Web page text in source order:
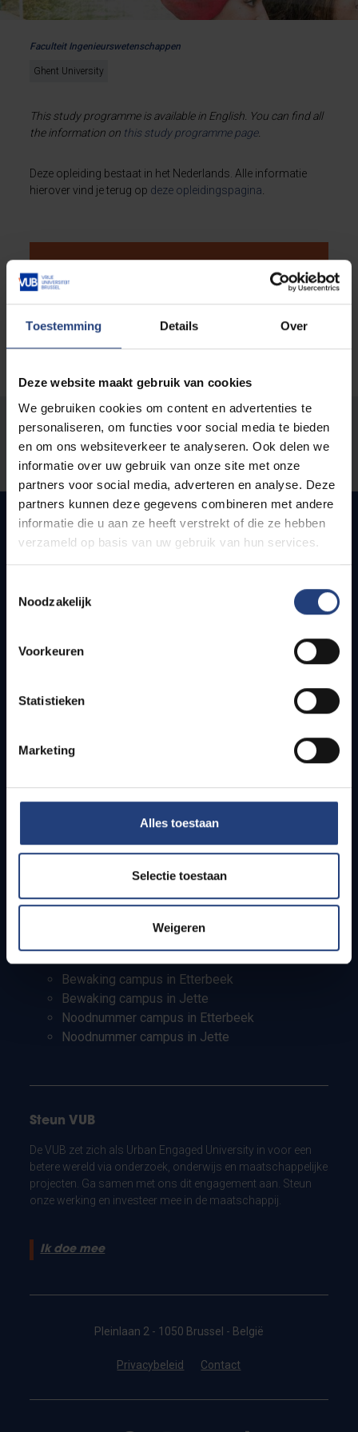
Toestemming Details Over
Deze website maakt gebruik van cookies
We gebruiken cookies om content en advertenties te
personaliseren, om functies voor social media te bieden
en om ons websiteverkeer te analyseren. Ook delen we
informatie over uw gebruik van onze site met onze
partners voor social media, adverteren en analyse. Deze
partners kunnen deze gegevens combineren met andere
informatie die u aan ze heeft verstrekt of die ze hebben
verzameld op basis van uw gebruik van hun services.
Noodzakelijk
Voorkeuren
Statistieken
Marketing
Alles toestaan
Selectie toestaan
Weigeren
Faculteit Ingenieurswetenschappen
Ghent University
This study programme is available in English. You can find all
the information on this study programme page.
Deze opleiding bestaat in het Nederlands. Alle informatie
hierover vind je terug op deze opleidingspagina
Schrijf je nu in!
Stond er een fout op deze pagina?
Laat het ons weten
Webmail
Bereikbaarheid
Campusfaciliteiten
Leerkrachten en secundaire scholen
Werkstudenten
Bewaking en noodnummers
Bewaking campus in Etterbeek
Bewaking campus in Jette
Noodnummer campus in Etterbeek
Noodnummer campus in Jette
Steun VUB
De VUB zet zich als Urban Engaged University in voor een
betere wereld via onderzoek, onderwijs en maatschappelijke
projecten. Ga samen met ons dit engagement aan. Steun
onze werking en investeer mee in de maatschappij.
Ik doe mee
Pleinlaan 2 - 1050 Brussel - België
Privacybeleid Contact